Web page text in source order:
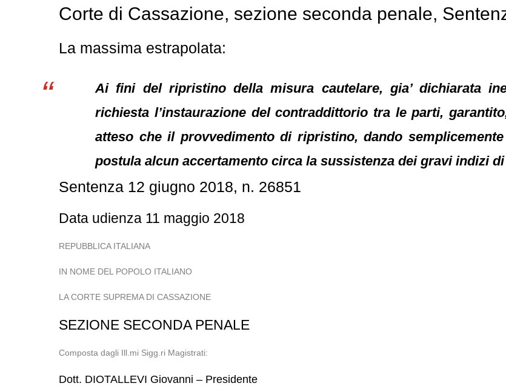
Corte di Cassazione, sezione seconda penale,
La massima estrapolata:
Ai fini del ripristino della misura cautelare, gia’ dichiarata
richiesta l’instaurazione del contraddittorio tra le parti,
atteso che il provvedimento di ripristino, dando
postula alcun accertamento circa la sussistenza dei gravi indizi
Sentenza 12 giugno 2018, n. 26851
Data udienza 11 maggio 2018
REPUBBLICA ITALIANA
IN NOME DEL POPOLO ITALIANO
LA CORTE SUPREMA DI CASSAZIONE
SEZIONE SECONDA PENALE
Composta dagli Ill.mi Sigg.ri Magistrati:
Dott. DIOTALLEVI Giovanni – Presidente